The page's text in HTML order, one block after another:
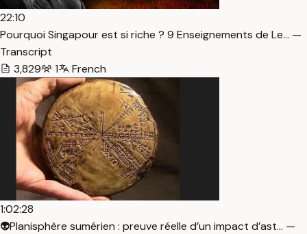
22:10
Pourquoi Singapour est si riche ? 9 Enseignements de Le… —
Transcript
3,829
1 French
1:02:28
👽Planisphère sumérien : preuve réelle d’un impact d’ast… —